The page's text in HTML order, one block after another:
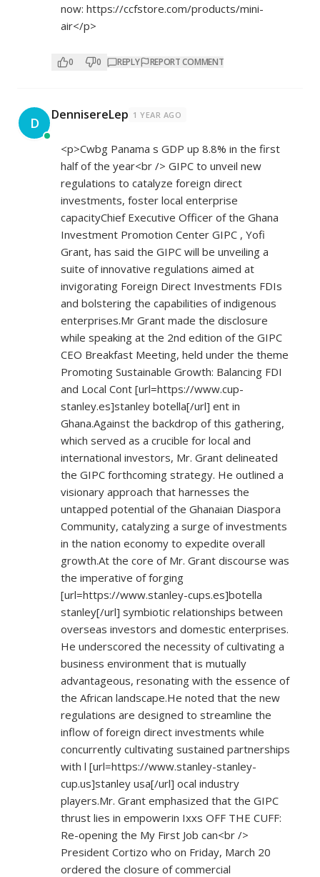
now: https://ccfstore.com/products/mini-
air</p>
0 0 REPLY REPORT COMMENT
D DennisereLep 1 YEAR AGO
<p>Cwbg Panama s GDP up 8.8% in the first
half of the year<br /> GIPC to unveil new
regulations to catalyze foreign direct
investments, foster local enterprise
capacityChief Executive Officer of the Ghana
Investment Promotion Center GIPC , Yofi
Grant, has said the GIPC will be unveiling a
suite of innovative regulations aimed at
invigorating Foreign Direct Investments FDIs
and bolstering the capabilities of indigenous
enterprises.Mr Grant made the disclosure
while speaking at the 2nd edition of the GIPC
CEO Breakfast Meeting, held under the theme
Promoting Sustainable Growth: Balancing FDI
and Local Cont [url=https://www.cup-
stanley.es]stanley botella[/url] ent in
Ghana.Against the backdrop of this gathering,
which served as a crucible for local and
international investors, Mr. Grant delineated
the GIPC forthcoming strategy. He outlined a
visionary approach that harnesses the
untapped potential of the Ghanaian Diaspora
Community, catalyzing a surge of investments
in the nation economy to expedite overall
growth.At the core of Mr. Grant discourse was
the imperative of forging
[url=https://www.stanley-cups.es]botella
stanley[/url] symbiotic relationships between
overseas investors and domestic enterprises.
He underscored the necessity of cultivating a
business environment that is mutually
advantageous, resonating with the essence of
the African landscape.He noted that the new
regulations are designed to streamline the
inflow of foreign direct investments while
concurrently cultivating sustained partnerships
with l [url=https://www.stanley-stanley-
cup.us]stanley usa[/url] ocal industry
players.Mr. Grant emphasized that the GIPC
thrust lies in empowerin Ixxs OFF THE CUFF:
Re-opening the My First Job can<br />
President Cortizo who on Friday, March 20
ordered the closure of commercial